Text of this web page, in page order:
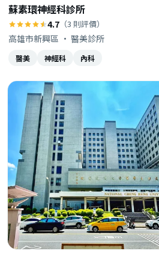
蘇素環神經科診所
4.7 （3 則評價）
高雄市新興區 · 醫美診所
醫美 神經科 內科